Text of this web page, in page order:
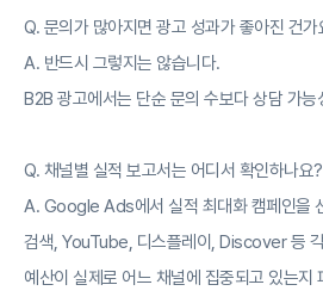
Q. 문의가 많아지면 광고 성과가 좋아진 건가
A. 반드시 그렇지는 않습니다.
B2B 광고에서는 단순 문의 수보다 상담 가
Q. 채널별 실적 보고서는 어디서 확인하나요?
A. Google Ads에서 실적 최대화 캠페인을
검색, YouTube, 디스플레이, Discover 등
예산이 실제로 어느 채널에 집중되고 있는지